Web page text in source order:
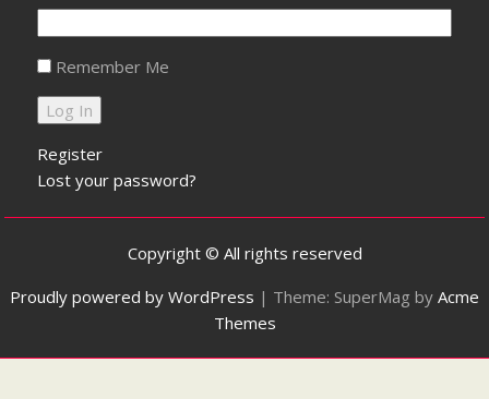
Remember Me
Register
Lost your password?
Copyright © All rights reserved
Proudly powered by WordPress | Theme: SuperMag by Acme
Themes